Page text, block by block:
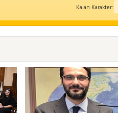
Kalan Karakter: